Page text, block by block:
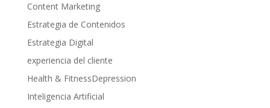
Content Marketing
Estrategia de Contenidos
Estrategia Digital
experiencia del cliente
Health & FitnessDepression
Inteligencia Artificial